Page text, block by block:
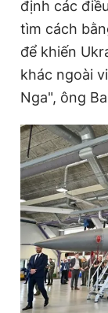
e
định các
tìm cách
để khiến
khác ngoài
Nga", ông